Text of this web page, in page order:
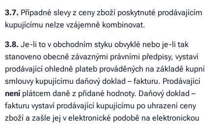
3.7. Případné slevy z ceny zboží poskytnuté prodávajícím
kupujícímu nelze vzájemně kombinovat.
3.8. Je-li to v obchodním styku obvyklé nebo je-li tak
stanoveno obecně závaznými právními předpisy, vystaví
prodávající ohledně plateb prováděných na základě kupní
smlouvy kupujícímu daňový doklad – fakturu. Prodávající
není plátcem daně z přidané hodnoty. Daňový doklad –
fakturu vystaví prodávající kupujícímu po uhrazení ceny
zboží a zašle jej v elektronické podobě na elektronickou